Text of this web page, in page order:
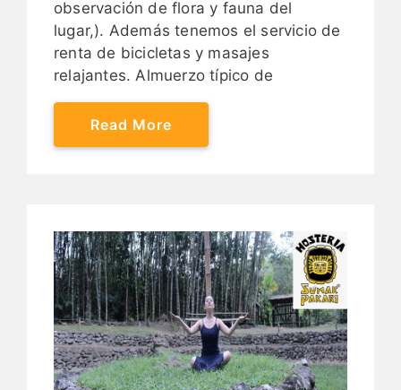
observación de flora y fauna del
lugar,). Además tenemos el servicio de
renta de bicicletas y masajes
relajantes. Almuerzo típico de
Read More